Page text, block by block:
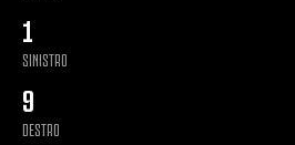
1
SINISTRO
9
DESTRO